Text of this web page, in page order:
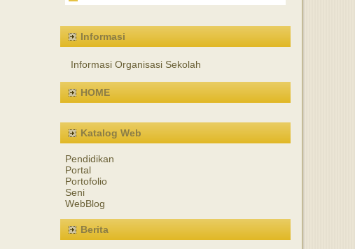
Informasi
Informasi Organisasi Sekolah
HOME
Katalog Web
Pendidikan
Portal
Portofolio
Seni
WebBlog
Berita